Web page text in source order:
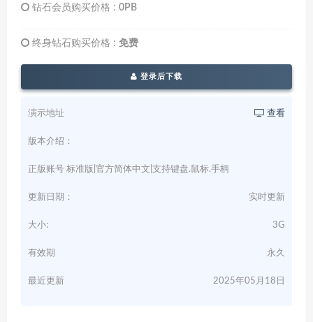
钻石会员购买价格 : 0PB
终身钻石购买价格 : 免费
登录后下载
演示地址 查看
版本介绍：
正版账号 标准版|官方简体中文|支持键盘.鼠标.手柄
更新日期： 实时更新
大小: 3G
有效期 永久
最近更新 2025年05月18日